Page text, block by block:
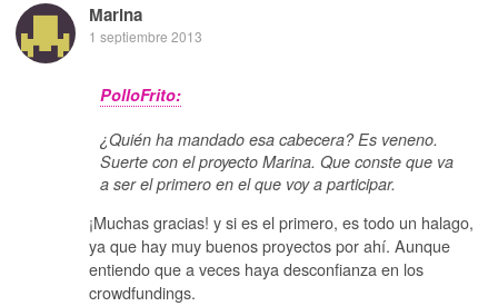
Marina
1 septiembre 2013
PolloFrito:
¿Quién ha mandado esa cabecera? Es veneno.
Suerte con el proyecto Marina. Que conste que va
a ser el primero en el que voy a participar.
¡Muchas gracias! y si es el primero, es todo un halago,
ya que hay muy buenos proyectos por ahí. Aunque
entiendo que a veces haya desconfianza en los
crowdfundings.